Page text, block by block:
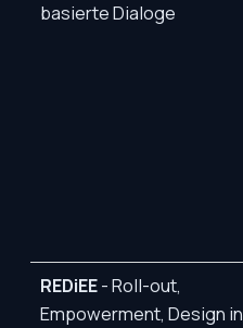
basierte Dialoge
REDiEE- Roll-out,
Empowerment, Design in